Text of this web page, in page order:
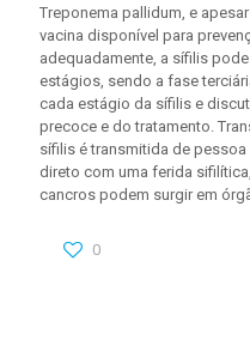
Treponema pallidum, e
vacina disponível para
adequadamente, a sífilis
estágios, sendo a fase
cada estágio da sífilis e
precoce e do tratamento.
sífilis é transmitida de
direto com uma ferida
cancros podem surgir em
0